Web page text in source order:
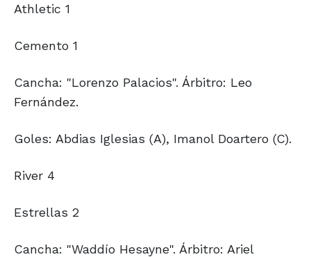
Athletic 1
Cemento 1
Cancha: "Lorenzo Palacios". Árbitro: Leo
Fernández.
Goles: Abdias Iglesias (A), Imanol Doartero (C).
River 4
Estrellas 2
Cancha: "Waddío Hesayne". Árbitro: Ariel